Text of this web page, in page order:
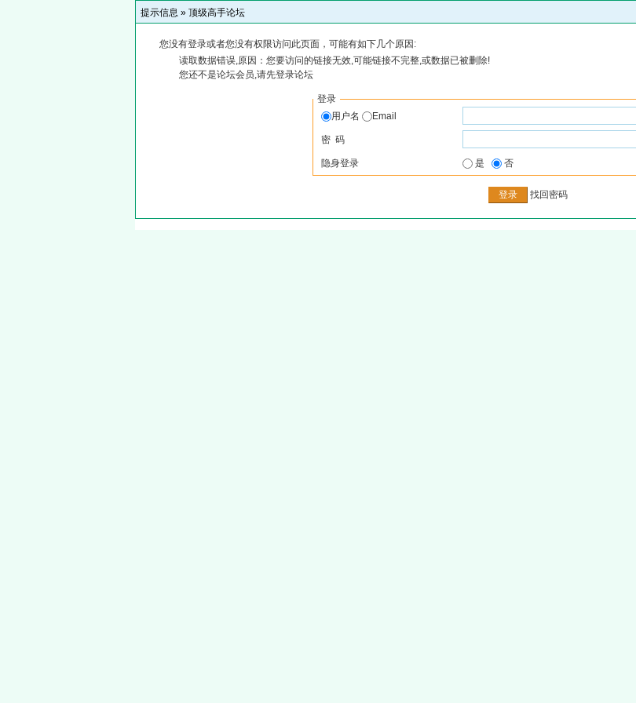
提示信息 » 顶级高手论坛
您没有登录或者您没有权限访问此页面，可能有如下几个原因:
读取数据错误,原因：您要访问的链接无效,可能链接不完整,或数据已被删除!
您还不是论坛会员,请先登录论坛
登录
用户名
Email
密 码
隐身登录 是 否
找回密码